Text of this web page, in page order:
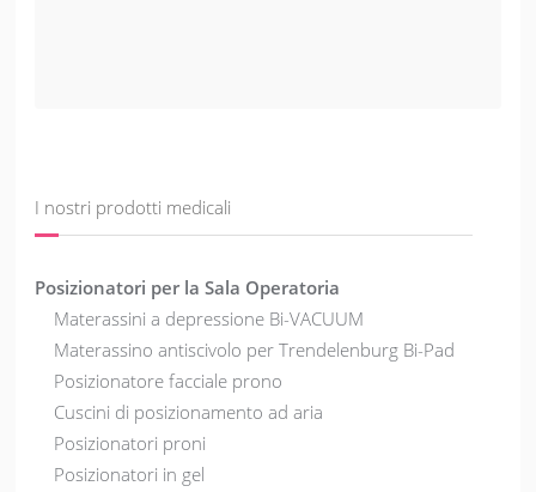
I nostri prodotti medicali
Posizionatori per la Sala Operatoria
Materassini a depressione Bi-VACUUM
Materassino antiscivolo per Trendelenburg Bi-Pad
Posizionatore facciale prono
Cuscini di posizionamento ad aria
Posizionatori proni
Posizionatori in gel